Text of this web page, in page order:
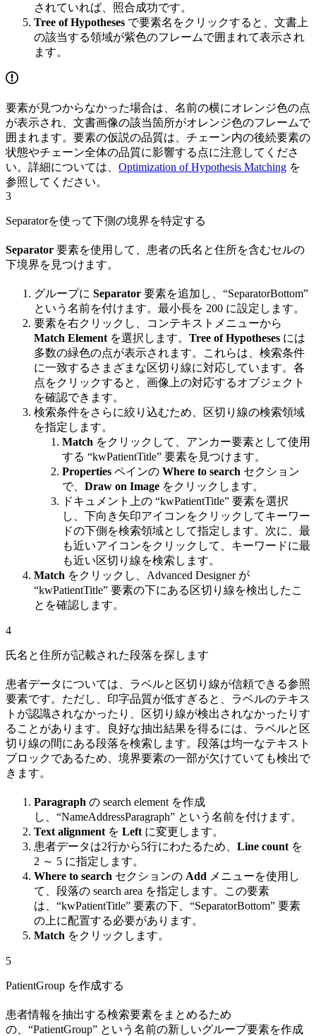
されていれば、照合成功です。
Tree of Hypotheses で要素名をクリックすると、文書上
の該当する領域が紫色のフレームで囲まれて表示され
ます。
要素が見つからなかった場合は、名前の横にオレンジ色の点
が表示され、文書画像の該当箇所がオレンジ色のフレームで
囲まれます。要素の仮説の品質は、チェーン内の後続要素の
状態やチェーン全体の品質に影響する点に注意してくださ
い。詳細については、 Optimization of Hypothesis Matching を
参照してください。
3
Separatorを使って下側の境界を特定する
Separator 要素を使用して、患者の氏名と住所を含むセルの
下境界を見つけます。
グループに Separator 要素を追加し、“SeparatorBottom”
という名前を付けます。最小長を 200 に設定します。
要素を右クリックし、コンテキストメニューから
Match Element を選択します。 Tree of Hypotheses には
多数の緑色の点が表示されます。これらは、検索条件
に一致するさまざまな区切り線に対応しています。各
点をクリックすると、画像上の対応するオブジェクト
を確認できます。
検索条件をさらに絞り込むため、区切り線の検索領域
を指定します。
Match をクリックして、アンカー要素として使用
する “kwPatientTitle” 要素を見つけます。
Properties ペインの Where to search セクション
で、 Draw on Image をクリックします。
ドキュメント上の “kwPatientTitle” 要素を選択
し、下向き矢印アイコンをクリックしてキーワー
ドの下側を検索領域として指定します。次に、最
も近いアイコンをクリックして、キーワードに最
も近い区切り線を検索します。
Match をクリックし、Advanced Designer が
“kwPatientTitle” 要素の下にある区切り線を検出したこ
とを確認します。
4
氏名と住所が記載された段落を探します
患者データについては、ラベルと区切り線が信頼できる参照
要素です。ただし、印字品質が低すぎると、ラベルのテキス
トが認識されなかったり、区切り線が検出されなかったりす
ることがあります。良好な抽出結果を得るには、ラベルと区
切り線の間にある段落を検索します。段落は均一なテキスト
ブロックであるため、境界要素の一部が欠けていても検出で
きます。
Paragraph の search element を作成
し、“NameAddressParagraph” という名前を付けます。
Text alignment を Left に変更します。
患者データは2行から5行にわたるため、 Line count を
2 ～ 5 に指定します。
Where to search セクションの Add メニューを使用し
て、段落の search area を指定します。この要素
は、“kwPatientTitle” 要素の下、“SeparatorBottom” 要素
の上に配置する必要があります。
Match をクリックします。
5
PatientGroup を作成する
患者情報を抽出する検索要素をまとめるため
の、“PatientGroup” という名前の新しいグループ要素を作成